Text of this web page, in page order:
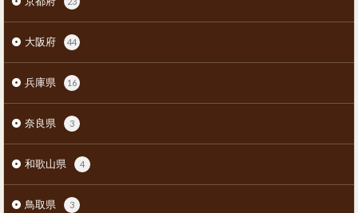
大阪府 44
兵庫県 16
奈良県 3
和歌山県 4
鳥取県 3